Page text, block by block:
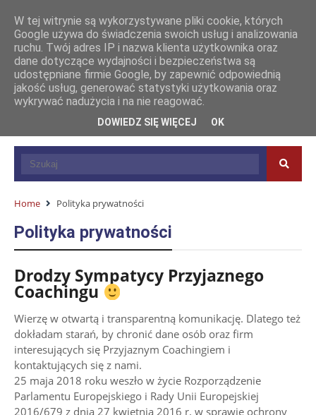
Home Polityka prywatności
Polityka prywatności
Drodzy Sympatycy Przyjaznego
Coachingu
Wierzę w otwartą i transparentną komunikację. Dlatego też
dokładam starań, by chronić dane osób oraz firm
interesujących się Przyjaznym Coachingiem i
kontaktujących się z nami.
25 maja 2018 roku weszło w życie Rozporządzenie
Parlamentu Europejskiego i Rady Unii Europejskiej
2016/679 z dnia 27 kwietnia 2016 r. w sprawie ochrony
W tej witrynie są wykorzystywane pliki cookie, których
Google używa do świadczenia swoich usług i analizowania
ruchu. Twój adres IP i nazwa klienta użytkownika oraz
dane dotyczące wydajności i bezpieczeństwa są
udostępniane firmie Google, by zapewnić odpowiednią
jakość usług, generować statystyki użytkowania oraz
wykrywać nadużycia i na nie reagować.
DOWIEDZ SIĘ WIĘCEJ OK